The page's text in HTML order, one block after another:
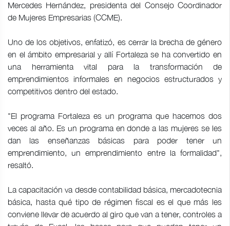
Mercedes Hernández, presidenta del Consejo Coordinador
de Mujeres Empresarias (CCME).
Uno de los objetivos, enfatizó, es cerrar la brecha de género
en el ámbito empresarial y allí Fortaleza se ha convertido en
una herramienta vital para la transformación de
emprendimientos informales en negocios estructurados y
competitivos dentro del estado.
"El programa Fortaleza es un programa que hacemos dos
veces al año. Es un programa en donde a las mujeres se les
dan las enseñanzas básicas para poder tener un
emprendimiento, un emprendimiento entre la formalidad",
resaltó.
La capacitación va desde contabilidad básica, mercadotecnia
básica, hasta qué tipo de régimen fiscal es el que más les
conviene llevar de acuerdo al giro que van a tener, controles a